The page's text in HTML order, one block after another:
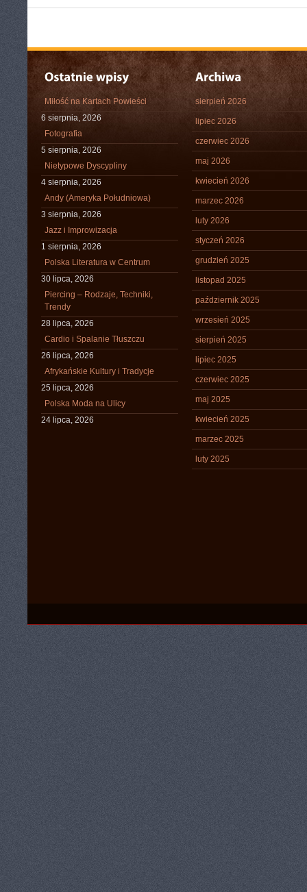
Miłość na Kartach Powieści
6 sierpnia, 2026
Fotografia
5 sierpnia, 2026
Nietypowe Dyscypliny
4 sierpnia, 2026
Andy (Ameryka Południowa)
3 sierpnia, 2026
Jazz i Improwizacja
1 sierpnia, 2026
Polska Literatura w Centrum
30 lipca, 2026
Piercing – Rodzaje, Techniki,
Trendy
28 lipca, 2026
Cardio i Spalanie Tłuszczu
26 lipca, 2026
Afrykańskie Kultury i Tradycje
25 lipca, 2026
Polska Moda na Ulicy
24 lipca, 2026
sierpień 2026
lipiec 2026
czerwiec 2026
maj 2026
kwiecień 2026
marzec 2026
luty 2026
styczeń 2026
grudzień 2025
listopad 2025
październik 2025
wrzesień 2025
sierpień 2025
lipiec 2025
czerwiec 2025
maj 2025
kwiecień 2025
marzec 2025
luty 2025